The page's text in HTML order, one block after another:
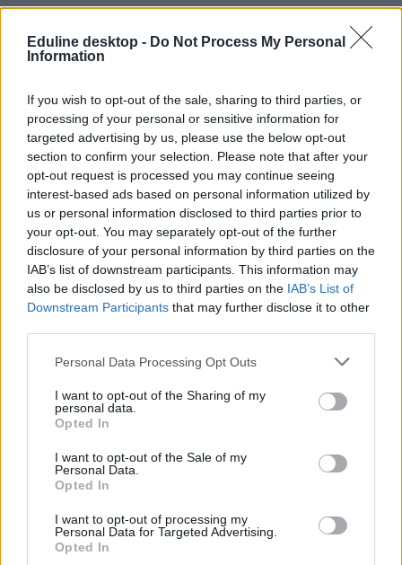
Eduline desktop - Do Not Process My Personal
Information
If you wish to opt-out of the sale, sharing to third parties, or
processing of your personal or sensitive information for
targeted advertising by us, please use the below opt-out
section to confirm your selection. Please note that after your
opt-out request is processed you may continue seeing
interest-based ads based on personal information utilized by
us or personal information disclosed to third parties prior to
your opt-out. You may separately opt-out of the further
disclosure of your personal information by third parties on the
IAB’s list of downstream participants. This information may
also be disclosed by us to third parties on the IAB’s List of
Downstream Participants that may further disclose it to other
Personal Data Processing Opt Outs
I want to opt-out of the Sharing of my
personal data.
Opted In
I want to opt-out of the Sale of my
Personal Data.
Opted In
I want to opt-out of processing my
Personal Data for Targeted Advertising.
Opted In
lemaradni a fontos hírekről!
belföldi oktatás
érettségi
bizonyítvány
emelt szintű érettségi